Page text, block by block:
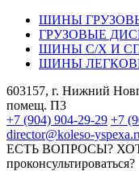
ШИНЫ
ГРУЗОВЫЕ
ШИНЫ С/Х И
ШИНЫ
603157, г. Нижний
помещ. П3
+7 (904) 904-29-29 +7
director@koleso-
ЕСТЬ ВОПРОСЫ?
проконсультироваться?